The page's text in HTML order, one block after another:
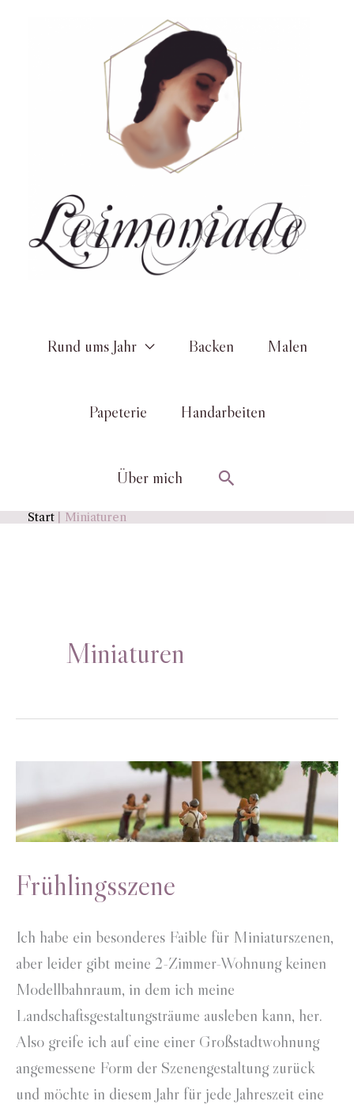
Rund ums Jahr Backen Malen
Papeterie Handarbeiten
Über mich Suchen
Start Miniaturen
Miniaturen
Frühlingsszene
Ich habe ein besonderes Faible für Miniaturszenen,
aber leider gibt meine 2-Zimmer-Wohnung keinen
Modellbahnraum, in dem ich meine
Landschaftsgestaltungsträume ausleben kann, her.
Also greife ich auf eine einer Großstadtwohnung
angemessene Form der Szenengestaltung zurück
und möchte in diesem Jahr für jede Jahreszeit eine